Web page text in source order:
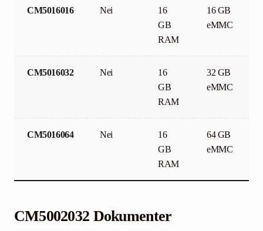
CM5016016 Nei
16
GB
RAM
16 GB
eMMC
CM5016032 Nei
16
GB
RAM
32 GB
eMMC
CM5016064 Nei
16
GB
RAM
64 GB
eMMC
CM5002032 Dokumenter